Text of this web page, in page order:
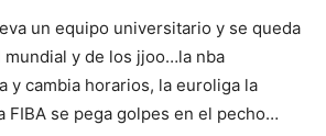
un equipo universitario y se queda
mundial y de los jjoo…la nba
y cambia horarios, la euroliga la
FIBA se pega golpes en el pecho…